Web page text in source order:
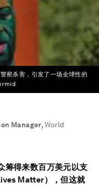
察杀害，引发了一场全球性的
Manager, World
筹得来数百万美元以支
Matter），但这就